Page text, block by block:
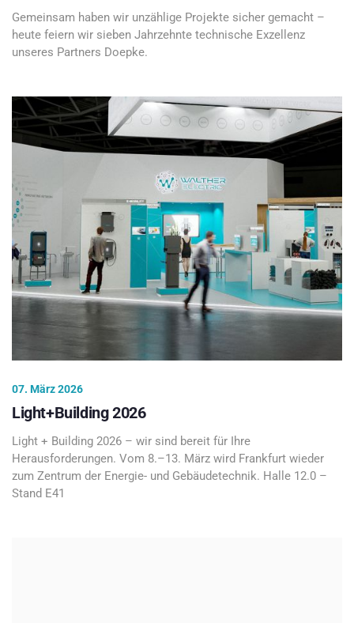
Gemeinsam haben wir unzählige Projekte sicher gemacht –
heute feiern wir sieben Jahrzehnte technische Exzellenz
unseres Partners Doepke.
07. März 2026
Light+Building 2026
Light + Building 2026 – wir sind bereit für Ihre
Herausforderungen. Vom 8.–13. März wird Frankfurt wieder
zum Zentrum der Energie- und Gebäudetechnik. Halle 12.0 –
Stand E41